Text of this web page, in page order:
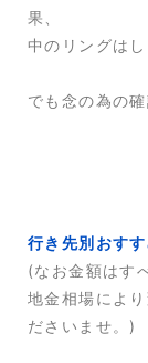
果、
中のリングは
でも念の為の
行き先別おす
(なお金額はす
地金相場によ
ださいませ。)